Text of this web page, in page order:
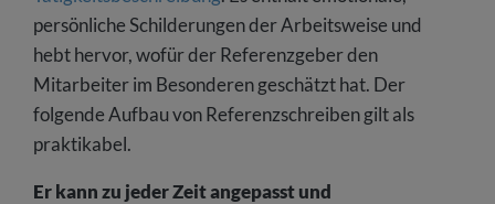
persönliche Schilderungen der Arbeitsweise und
hebt hervor, wofür der Referenzgeber den
Mitarbeiter im Besonderen geschätzt hat. Der
folgende Aufbau von Referenzschreiben gilt als
praktikabel.
Er kann zu jeder Zeit angepasst und